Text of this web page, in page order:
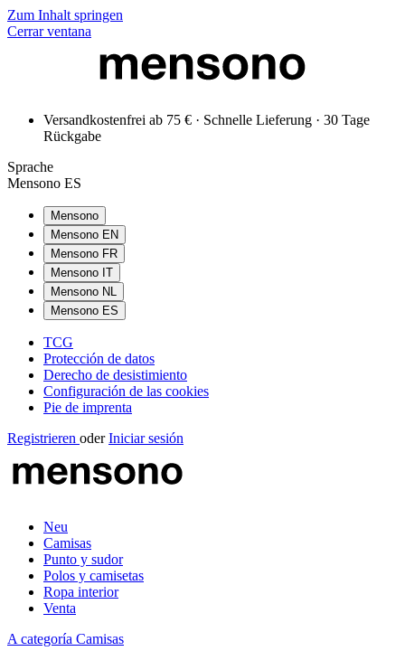
Zum Inhalt springen
Cerrar ventana
Versandkostenfrei ab 75 € · Schnelle Lieferung · 30 Tage
Rückgabe
Sprache
Mensono ES
Mensono
Mensono EN
Mensono FR
Mensono IT
Mensono NL
Mensono ES
TCG
Protección de datos
Derecho de desistimiento
Configuración de las cookies
Pie de imprenta
Registrieren oder Iniciar sesión
Neu
Camisas
Punto y sudor
Polos y camisetas
Ropa interior
Venta
A categoría Camisas